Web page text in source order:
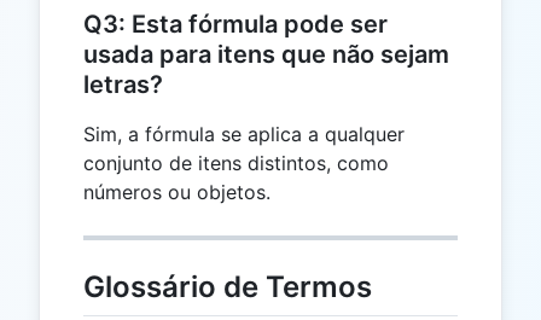
Q3: Esta fórmula pode ser
usada para itens que não sejam
letras?
Sim, a fórmula se aplica a qualquer
conjunto de itens distintos, como
números ou objetos.
Glossário de Termos